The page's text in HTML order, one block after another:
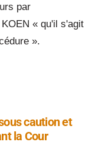
par
« qu'il s'agit
».
caution et
la Cour